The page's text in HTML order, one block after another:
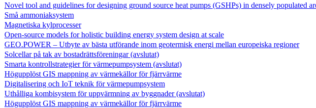
Novel tool and guidelines for designing ground source heat pumps (GSHPs) in densely populated
Små ammoniaksystem
Magnetiska kylprocesser
Open-source models for holistic building energy system design at scale
GEO.POWER – Utbyte av bästa utförande inom geotermisk energi mellan europeiska regioner
Solcellar på tak av bostadrättsföreningar (avslutat)
Smarta kontrollstrategier för värmepumpsystem (avslutat)
Högupplöst GIS mappning av värmekällor för fjärrvärme
Digitalisering och IoT teknik för värmepumpsystem
Uthålliga kombisystem för uppvärmning av byggnader (avslutat)
Högupplöst GIS mappning av värmekällor för fjärrvärme